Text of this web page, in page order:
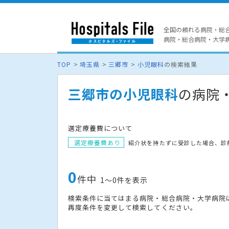
全国の頼れる病院・総
病院・総合病院・大学
TOP 埼玉県 三郷市 小児眼科の検索結果
三郷市の小児眼科の病院
選定療養費について
選定療養費あり 紹介状を持たずに受診した場合、
0件中 1〜0件を表示
検索条件に当てはまる病院・総合病院・大学病
再度条件を変更して検索してください。